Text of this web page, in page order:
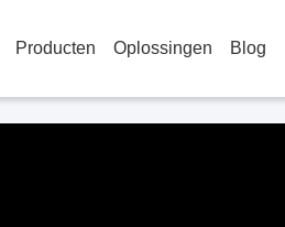
Producten Oplossingen Blog